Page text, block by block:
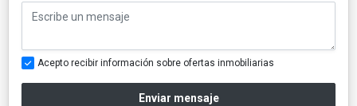
Acepto recibir información sobre ofertas inmobiliarias
Enviar mensaje